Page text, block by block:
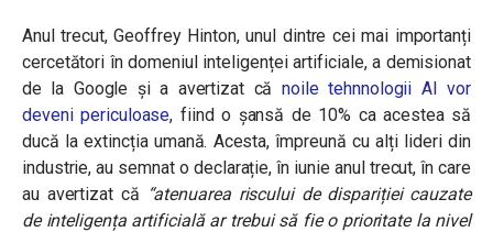
Anul trecut, Geoffrey Hinton, unul dintre cei mai importanți
cercetători în domeniul inteligenței artificiale, a demisionat
de la Google și a avertizat că noile tehnnologii AI vor
deveni periculoase, fiind o șansă de 10% ca acestea să
ducă la extincția umană. Acesta, împreună cu alți lideri din
industrie, au semnat o declarație, în iunie anul trecut, în care
au avertizat că “atenuarea riscului de dispariției cauzate
de inteligența artificială ar trebui să fie o prioritate la nivel